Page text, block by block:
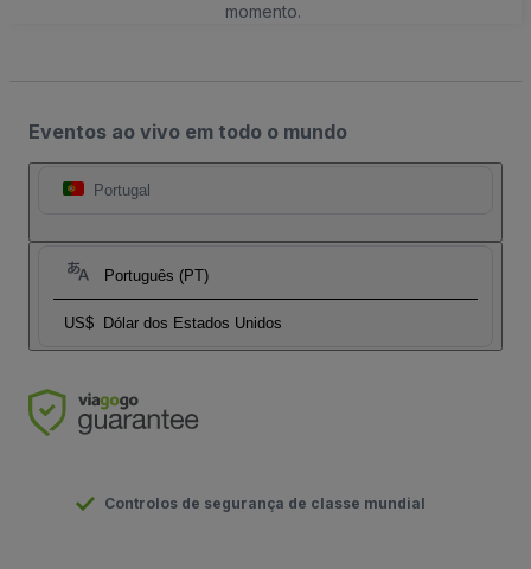
momento.
Eventos ao vivo em todo o mundo
Portugal
Português (PT)
US$ Dólar dos Estados Unidos
Controlos de segurança de classe mundial